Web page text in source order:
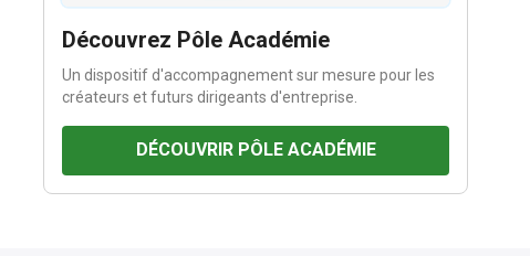
Découvrez Pôle Académie
Un dispositif d'accompagnement sur mesure pour les
créateurs et futurs dirigeants d'entreprise.
DÉCOUVRIR PÔLE ACADÉMIE